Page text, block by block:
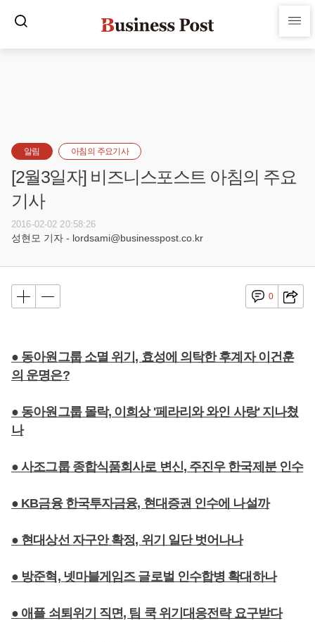
알림 아침의 주요기사
[2월3일자] 비즈니스포스트 아침의 주요
기사
2016-02-02 20:58:26
성현모 기자 - lordsami@businesspost.co.kr
0
● 동아원그룹 소멸 위기, 효성에 의탁한 후계자 이건훈
의 운명은?
● 동아원그룹 몰락, 이희상 '페라리와 와인 사랑' 지나쳤
나
● 사조그룹 종합식품회사로 변신, 주진우 한국제분 인수
● KB금융 한국투자금융, 현대증권 인수에 나설까
● 현대상선 자구안 확정, 위기 일단 벗어나나
● 방준혁, 넷마블게임즈 글로벌 인수합병 확대하나
● 애플 쇠퇴위기 직면, 팀 쿡 위기대응전략 요구받다